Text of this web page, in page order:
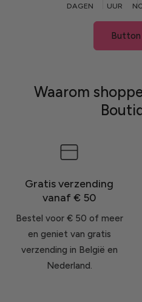
DAGEN UUR
Waarom
Gratis verzending
vanaf € 50
Bestel voor € 50 of meer
en geniet van gratis
verzending in België en
Nederland.